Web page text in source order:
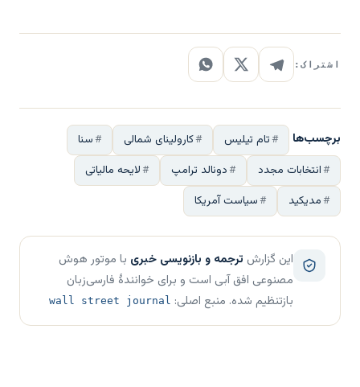
اشتراک:
برچسب‌ها تام تیلیس کارولینای شمالی
سنا
انتخابات مجدد
دونالد ترامپ
لایحه مالیاتی
مدیکید
سیاست آمریکا
این گزارش ترجمه و بازنویسی خبری با موتور هوش
مصنوعی افق آبی است و برای خوانندهٔ فارسی‌زبان
بازتنظیم شده. منبع اصلی: wall street journal